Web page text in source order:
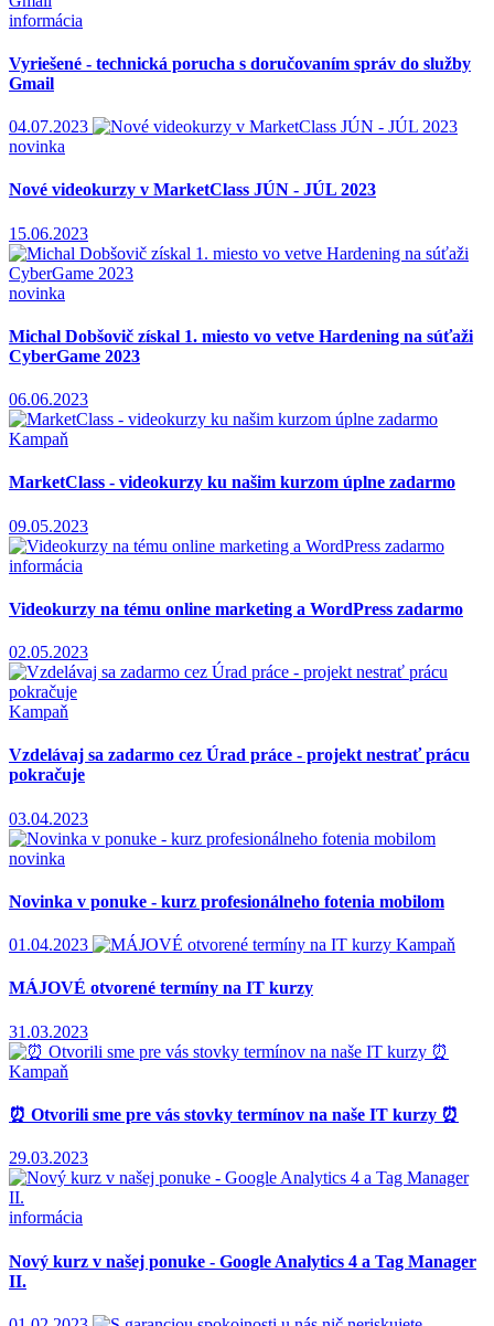
informácia
Vyriešené - technická porucha s doručovaním správ do služby
Gmail
04.07.2023
novinka
Nové videokurzy v MarketClass JÚN - JÚL 2023
15.06.2023
novinka
Michal Dobšovič získal 1. miesto vo vetve Hardening na súťaži
CyberGame 2023
06.06.2023
Kampaň
MarketClass - videokurzy ku našim kurzom úplne zadarmo
09.05.2023
informácia
Videokurzy na tému online marketing a WordPress zadarmo
02.05.2023
Kampaň
Vzdelávaj sa zadarmo cez Úrad práce - projekt nestrať prácu
pokračuje
03.04.2023
novinka
Novinka v ponuke - kurz profesionálneho fotenia mobilom
01.04.2023 Kampaň
MÁJOVÉ otvorené termíny na IT kurzy
31.03.2023
Kampaň
⏰ Otvorili sme pre vás stovky termínov na naše IT kurzy ⏰
29.03.2023
informácia
Nový kurz v našej ponuke - Google Analytics 4 a Tag Manager
II.